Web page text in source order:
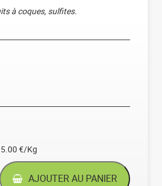
à coques, sulfites.
PARMENTIER X 500 G
€/Kg
AJOUTER AU PANIER